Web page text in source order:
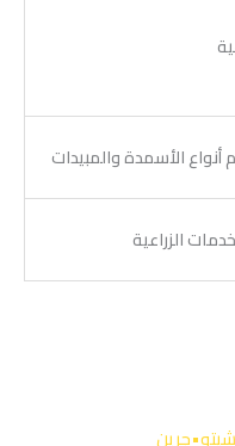
الأسمدة والمبيدات
الزراعية